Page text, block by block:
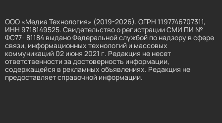
ООО «Медиа Технология» (2019-2026). ОГРН 1197746707311,
ИНН 9718149525. Свидетельство о регистрации СМИ ПИ №
ФС77- 81184 выдано Федеральной службой по надзору в сфере
связи, информационных технологий и массовых
коммуникаций 02 июня 2021 г. Редакция не несет
ответственности за достоверность информации,
содержащейся в рекламных объявлениях. Редакция не
предоставляет справочной информации.